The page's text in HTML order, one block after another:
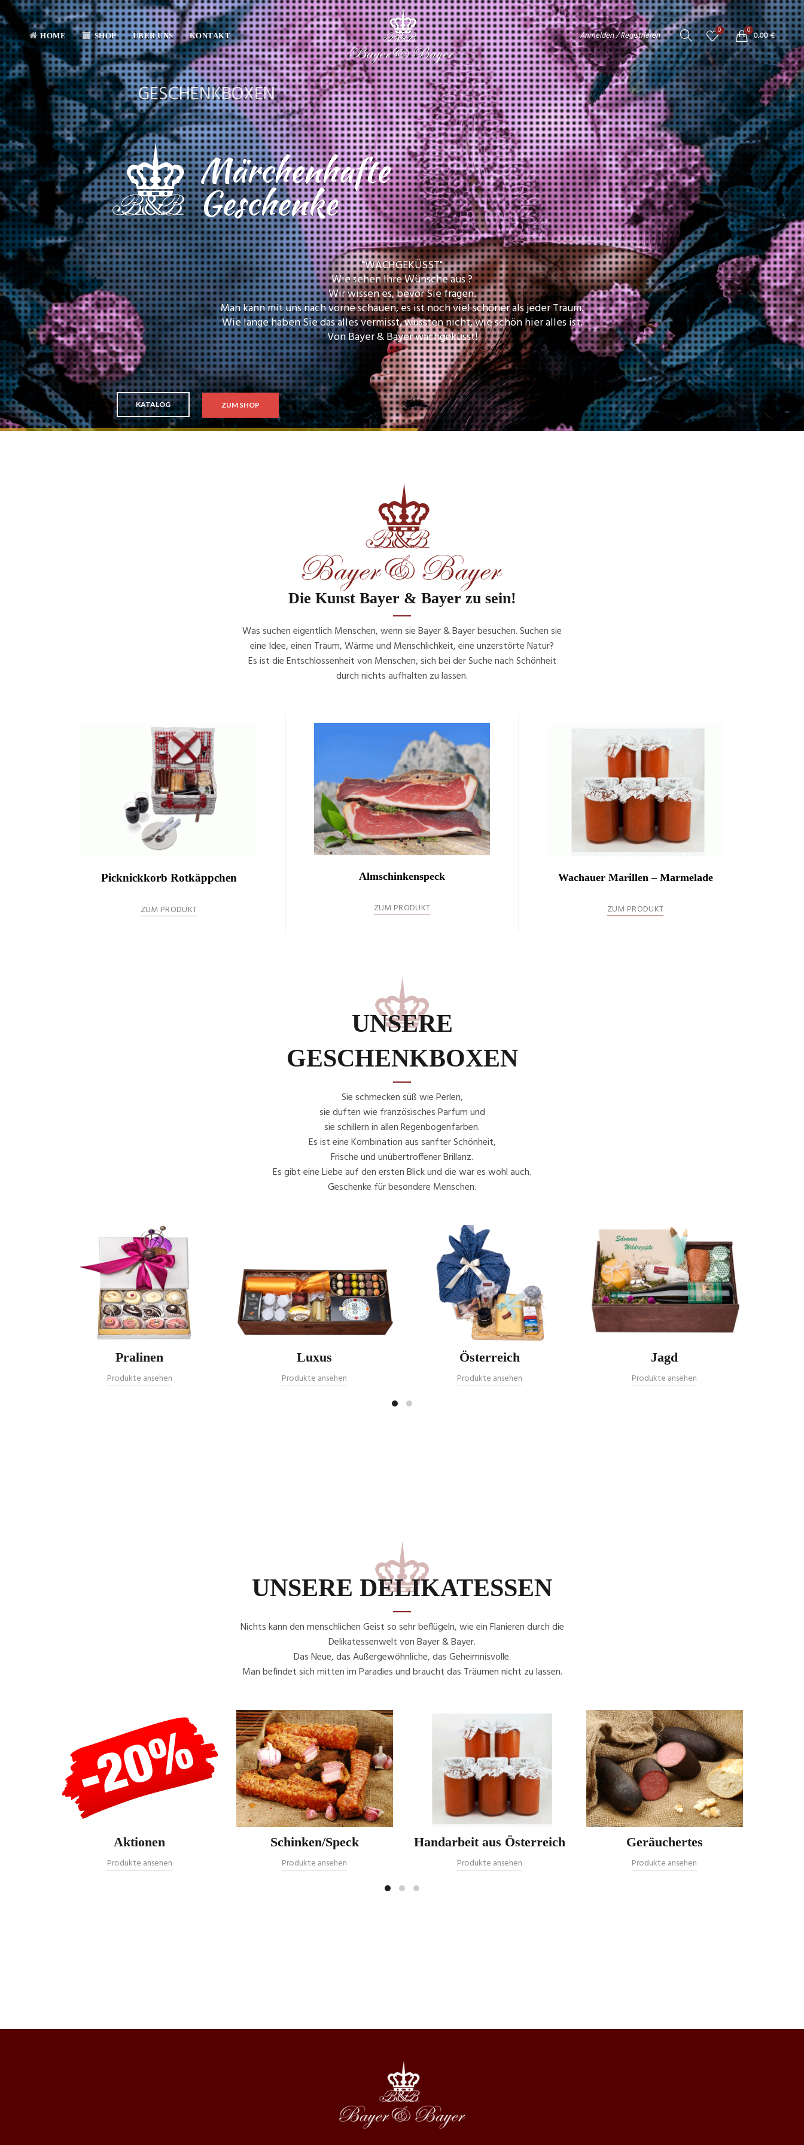
HOME SHOP ÜBER UNS KONTAKT Anmelden / Registrieren 0 0 0,00€
Märchenhafte
Geschenke
GESCHENKBOXEN
"WACHGEKÜSST"
Wie sehen Ihre Wünsche aus ?
Wir wissen es, bevor Sie fragen.
Man kann mit uns nach vorne schauen, es ist noch viel schöner als jeder Traum.
Wie lange haben Sie das alles vermisst, wussten nicht, wie schön hier alles ist.
Von Bayer & Bayer wachgeküsst!
ZUM SHOP
KATALOG
Die Kunst Bayer & Bayer zu sein!
Was suchen eigentlich Menschen, wenn sie Bayer & Bayer besuchen. Suchen sie
eine Idee, einen Traum, Wärme und Menschlichkeit, eine unzerstörte Natur?
Es ist die Entschlossenheit von Menschen, sich bei der Suche nach Schönheit
durch nichts aufhalten zu lassen.
Picknickkorb Rotkäppchen
ZUM PRODUKT
Almschinkenspeck
ZUM PRODUKT
Wachauer Marillen – Marmelade
ZUM PRODUKT
UNSERE
GESCHENKBOXEN
Sie schmecken süß wie Perlen,
sie duften wie französisches Parfum und
sie schillern in allen Regenbogenfarben.
Es ist eine Kombination aus sanfter Schönheit,
Frische und unübertroffener Brillanz.
Es gibt eine Liebe auf den ersten Blick und die war es wohl auch.
Geschenke für besondere Menschen.
Pralinen
Produkte ansehen
Luxus
Produkte ansehen
Österreich
Produkte ansehen
Jagd
Produkte ansehen
UNSERE DELIKATESSEN
Nichts kann den menschlichen Geist so sehr beflügeln, wie ein Flanieren durch die
Delikatessenwelt von Bayer & Bayer.
Das Neue, das Außergewöhnliche, das Geheimnisvolle.
Man befindet sich mitten im Paradies und braucht das Träumen nicht zu lassen.
Aktionen
Produkte ansehen
Schinken/Speck
Produkte ansehen
Handarbeit aus Österreich
Produkte ansehen
Geräuchertes
Produkte ansehen